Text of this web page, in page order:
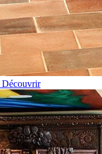
Découvrir